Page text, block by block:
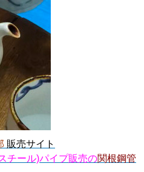
販売サイト
チール)パイプ販売の関根鋼管